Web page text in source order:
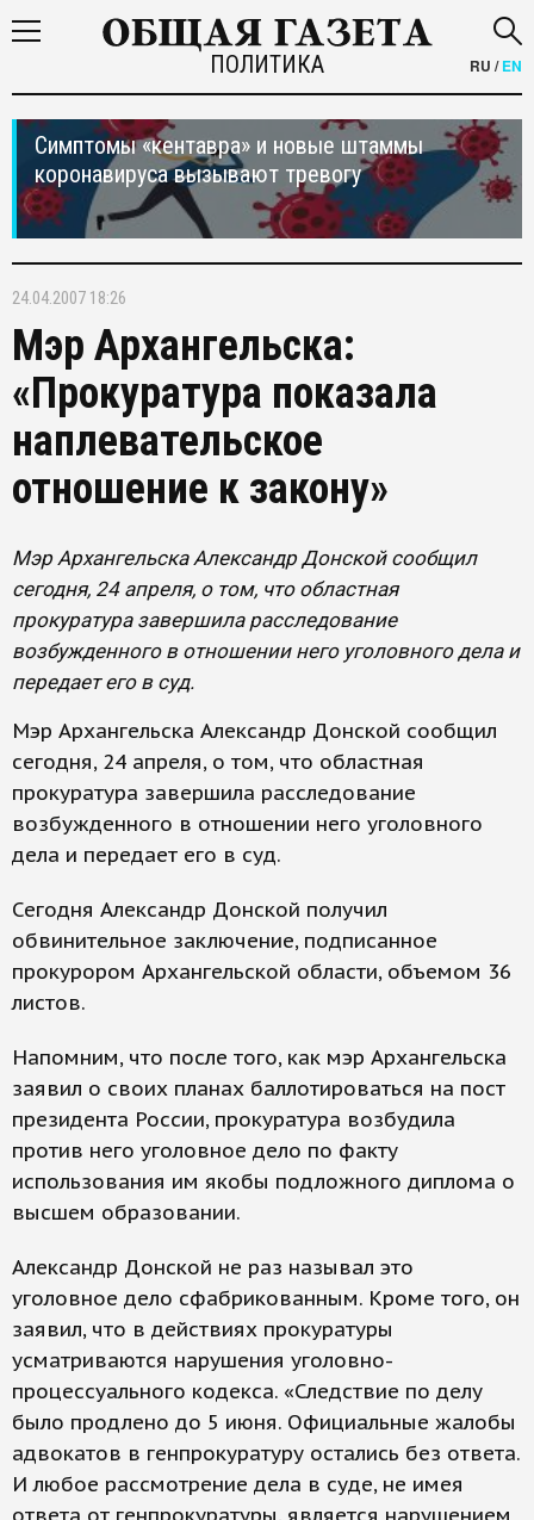
ПОЛИТИКА RU /EN
Симптомы «кентавра» и новые штаммы
коронавируса вызывают тревогу
24.04.2007 18:26
Мэр Архангельска:
«Прокуратура показала
наплевательское
отношение к закону»
Мэр Архангельска Александр Донской сообщил
сегодня, 24 апреля, о том, что областная
прокуратура завершила расследование
возбужденного в отношении него уголовного дела и
передает его в суд.
Мэр Архангельска Александр Донской сообщил
сегодня, 24 апреля, о том, что областная
прокуратура завершила расследование
возбужденного в отношении него уголовного
дела и передает его в суд.
Сегодня Александр Донской получил
обвинительное заключение, подписанное
прокурором Архангельской области, объемом 36
листов.
Напомним, что после того, как мэр Архангельска
заявил о своих планах баллотироваться на пост
президента России, прокуратура возбудила
против него уголовное дело по факту
использования им якобы подложного диплома о
высшем образовании.
Александр Донской не раз называл это
уголовное дело сфабрикованным. Кроме того, он
заявил, что в действиях прокуратуры
усматриваются нарушения уголовно-
процессуального кодекса. «Следствие по делу
было продлено до 5 июня. Официальные жалобы
адвокатов в генпрокуратуру остались без ответа.
И любое рассмотрение дела в суде, не имея